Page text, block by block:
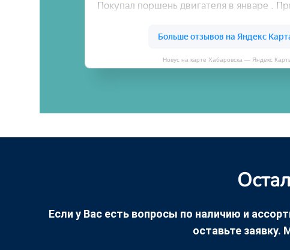
Новус на карте Хабаровска — Яндекс
Если у Вас есть вопросы по наличию и
оставьте